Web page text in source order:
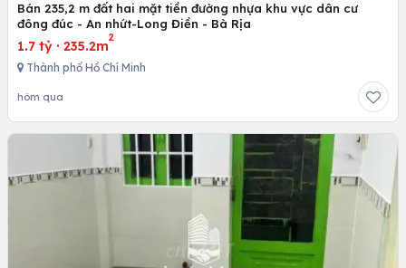
Bán 235,2 m đất hai mặt tiền đường nhựa khu vực dân cư
đông đúc - An nhứt-Long Điền - Bà Rịa
1.7 tỷ · 235.2m
2
Thành phố Hồ Chí Minh
hôm qua